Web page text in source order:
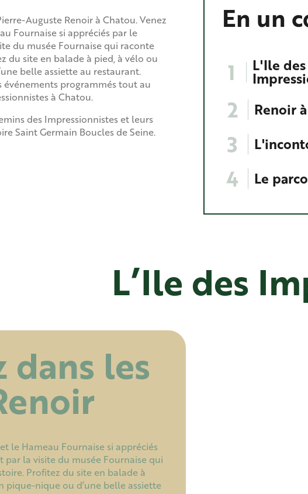
Auguste Renoir à Chatou. Venez
Fournaise si appréciés par le
du musée Fournaise qui raconte
du site en balade à pied, à vélo ou
belle assiette au restaurant.
événements programmés tout au
à Chatou.
des Impressionnistes et leurs
Saint Germain Boucles de Seine.
En un
1 L'Ile des
2 Renoir
3
4 Le
L’Ile des
dans les
le Hameau Fournaise si appréciés
la visite du musée Fournaise qui
Profitez du site en balade à
pique-nique ou d’une belle assiette